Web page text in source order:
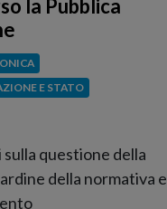
la Pubblica
E STATO
questione della
della normativa e